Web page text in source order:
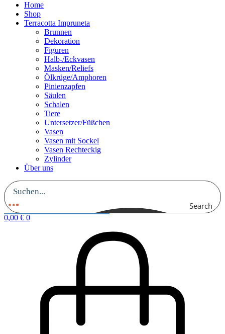
Home
Shop
Terracotta Impruneta
Brunnen
Dekoration
Figuren
Halb-/Eckvasen
Masken/Reliefs
Ölkrüge/Amphoren
Pinienzapfen
Säulen
Schalen
Tiere
Untersetzer/Füßchen
Vasen
Vasen mit Sockel
Vasen Rechteckig
Zylinder
Über uns
Search
0,00 € 0